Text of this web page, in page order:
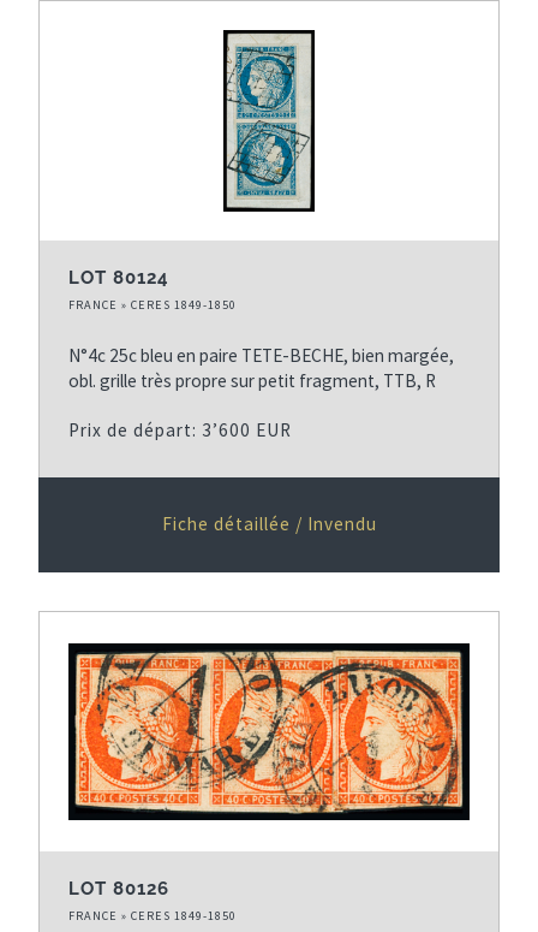
LOT 80124
FRANCE » CERES 1849-1850
N°4c 25c bleu en paire TETE-BECHE, bien margée,
obl. grille très propre sur petit fragment, TTB, R
Prix de départ: 3’600 EUR
Fiche détaillée / Invendu
LOT 80126
FRANCE » CERES 1849-1850